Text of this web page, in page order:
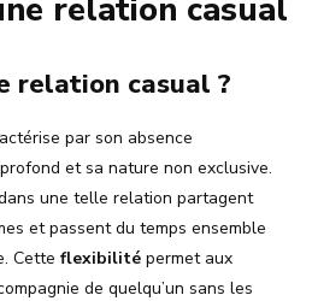
relation casual
relation casual ?
par son absence
et sa nature non exclusive.
une telle relation partagent
et passent du temps ensemble
Cette flexibilité permet aux
de quelqu’un sans les